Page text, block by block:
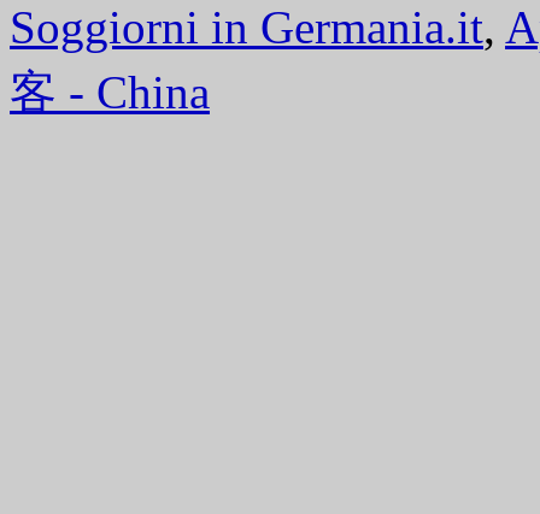
Soggiorni in Germania.it,
客 - China